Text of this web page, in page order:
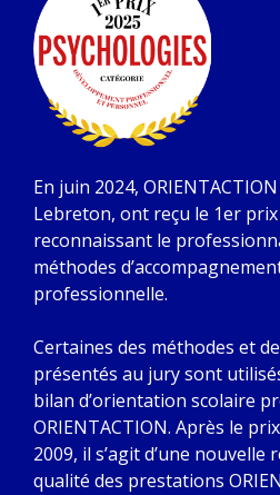
En juin 2024,
Lebreton, ont reçu le 1er
reconnaissant le
méthodes
professionnelle.
Certaines des méthodes et
présentés au jury sont
bilan d’orientation scolaire
ORIENTACTION. Après le
2009, il s’agit d’une nouvelle
qualité des prestations